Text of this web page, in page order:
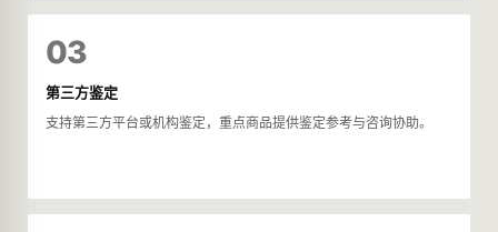
03
第三方鉴定
支持第三方平台或机构鉴定，重点商品提供鉴定参考与咨询协助。